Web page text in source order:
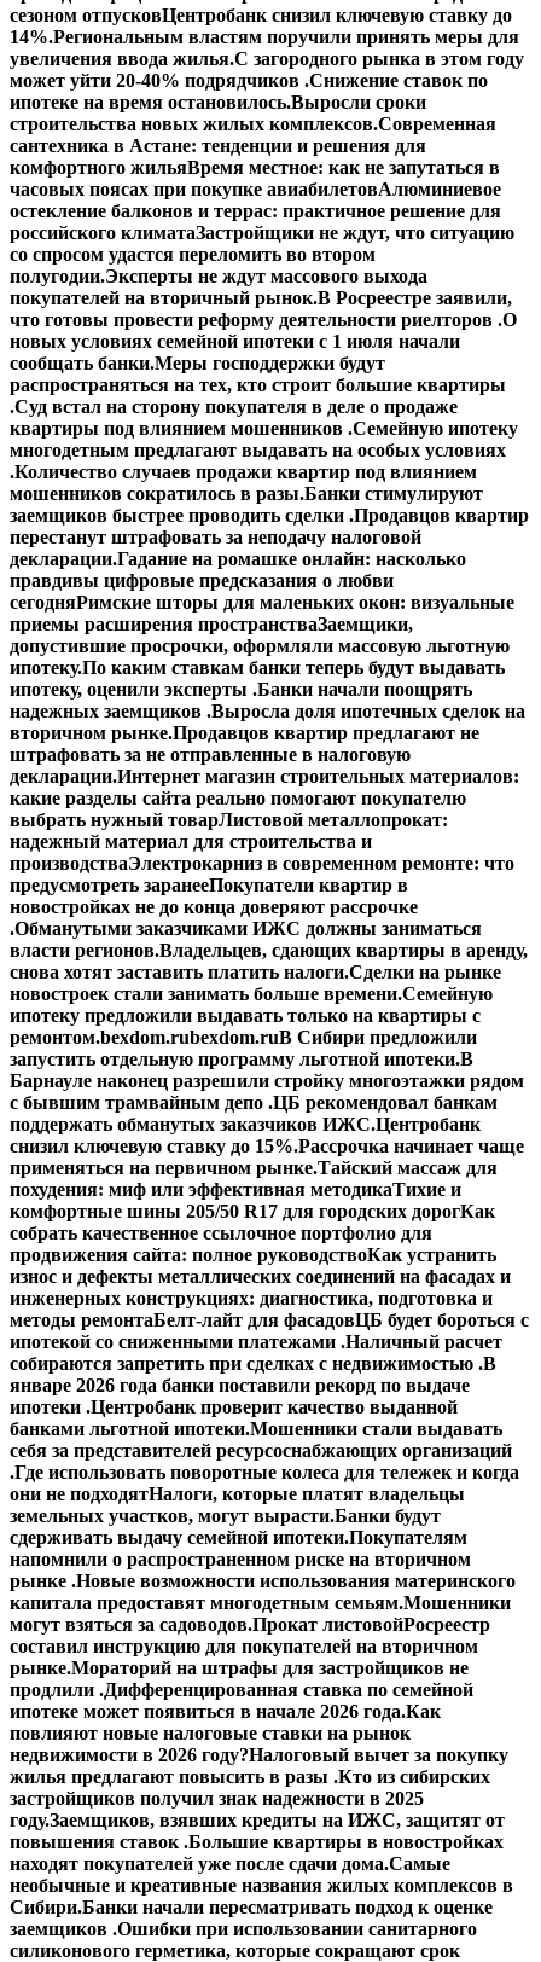
сезоном отпусковЦентробанк снизил ключевую ставку до
14%.Региональным властям поручили принять меры для
увеличения ввода жилья.С загородного рынка в этом году
может уйти 20-40% подрядчиков .Снижение ставок по
ипотеке на время остановилось.Выросли сроки
строительства новых жилых комплексов.Современная
сантехника в Астане: тенденции и решения для
комфортного жильяВремя местное: как не запутаться в
часовых поясах при покупке авиабилетовАлюминиевое
остекление балконов и террас: практичное решение для
российского климатаЗастройщики не ждут, что ситуацию
со спросом удастся переломить во втором
полугодии.Эксперты не ждут массового выхода
покупателей на вторичный рынок.В Росреестре заявили,
что готовы провести реформу деятельности риелторов .О
новых условиях семейной ипотеки с 1 июля начали
сообщать банки.Меры господдержки будут
распространяться на тех, кто строит большие квартиры
.Суд встал на сторону покупателя в деле о продаже
квартиры под влиянием мошенников .Семейную ипотеку
многодетным предлагают выдавать на особых условиях
.Количество случаев продажи квартир под влиянием
мошенников сократилось в разы.Банки стимулируют
заемщиков быстрее проводить сделки .Продавцов квартир
перестанут штрафовать за неподачу налоговой
декларации.Гадание на ромашке онлайн: насколько
правдивы цифровые предсказания о любви
сегодняРимские шторы для маленьких окон: визуальные
приемы расширения пространстваЗаемщики,
допустившие просрочки, оформляли массовую льготную
ипотеку.По каким ставкам банки теперь будут выдавать
ипотеку, оценили эксперты .Банки начали поощрять
надежных заемщиков .Выросла доля ипотечных сделок на
вторичном рынке.Продавцов квартир предлагают не
штрафовать за не отправленные в налоговую
декларации.Интернет магазин строительных материалов:
какие разделы сайта реально помогают покупателю
выбрать нужный товарЛистовой металлопрокат:
надежный материал для строительства и
производстваЭлектрокарниз в современном ремонте: что
предусмотреть заранееПокупатели квартир в
новостройках не до конца доверяют рассрочке
.Обманутыми заказчиками ИЖС должны заниматься
власти регионов.Владельцев, сдающих квартиры в аренду,
снова хотят заставить платить налоги.Сделки на рынке
новостроек стали занимать больше времени.Семейную
ипотеку предложили выдавать только на квартиры с
ремонтом.bexdom.rubexdom.ruВ Сибири предложили
запустить отдельную программу льготной ипотеки.В
Барнауле наконец разрешили стройку многоэтажки рядом
с бывшим трамвайным депо .ЦБ рекомендовал банкам
поддержать обманутых заказчиков ИЖС.Центробанк
снизил ключевую ставку до 15%.Рассрочка начинает чаще
применяться на первичном рынке.Тайский массаж для
похудения: миф или эффективная методикаТихие и
комфортные шины 205/50 R17 для городских дорогКак
собрать качественное ссылочное портфолио для
продвижения сайта: полное руководствоКак устранить
износ и дефекты металлических соединений на фасадах и
инженерных конструкциях: диагностика, подготовка и
методы ремонтаБелт-лайт для фасадовЦБ будет бороться с
ипотекой со сниженными платежами .Наличный расчет
собираются запретить при сделках с недвижимостью .В
январе 2026 года банки поставили рекорд по выдаче
ипотеки .Центробанк проверит качество выданной
банками льготной ипотеки.Мошенники стали выдавать
себя за представителей ресурсоснабжающих организаций
.Где использовать поворотные колеса для тележек и когда
они не подходятНалоги, которые платят владельцы
земельных участков, могут вырасти.Банки будут
сдерживать выдачу семейной ипотеки.Покупателям
напомнили о распространенном риске на вторичном
рынке .Новые возможности использования материнского
капитала предоставят многодетным семьям.Мошенники
могут взяться за садоводов.Прокат листовойРосреестр
составил инструкцию для покупателей на вторичном
рынке.Мораторий на штрафы для застройщиков не
продлили .Дифференцированная ставка по семейной
ипотеке может появиться в начале 2026 года.Как
повлияют новые налоговые ставки на рынок
недвижимости в 2026 году?Налоговый вычет за покупку
жилья предлагают повысить в разы .Кто из сибирских
застройщиков получил знак надежности в 2025
году.Заемщиков, взявших кредиты на ИЖС, защитят от
повышения ставок .Большие квартиры в новостройках
находят покупателей уже после сдачи дома.Самые
необычные и креативные названия жилых комплексов в
Сибири.Банки начали пересматривать подход к оценке
заемщиков .Ошибки при использовании санитарного
силиконового герметика, которые сокращают срок